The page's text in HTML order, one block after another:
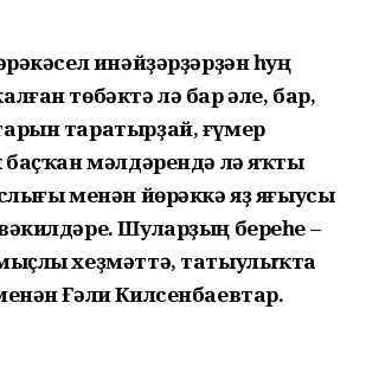
инәйҙәрҙәрҙән һуң
төбәктә лә бар әле, бар,
таратырҙай, ғүмер
баҫҡан мәлдәрендә лә яҡты
менән йөрәккә яҙ яғыусы
Шуларҙың береһе –
хеҙмәттә, татыулыҡта
Ғәли Килсенбаевтар.